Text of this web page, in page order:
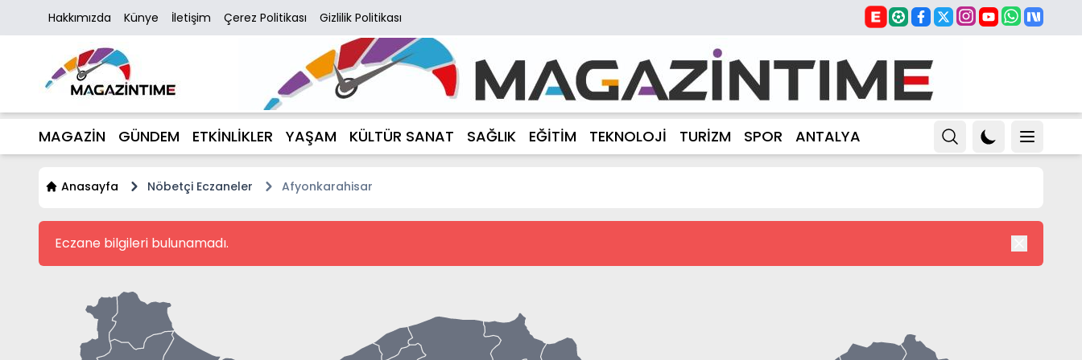
Hakkımızda Künye İletişim Çerez Politikası Gizlilik Politikası
MAGAZİN GÜNDEM ETKİNLİKLER YAŞAM KÜLTÜR SANAT SAĞLIK EĞİTİM TEKNOLOJİ TURİZM SPOR ANTALYA
Anasayfa Nöbetçi Eczaneler Afyonkarahisar
Eczane bilgileri bulunamadı.